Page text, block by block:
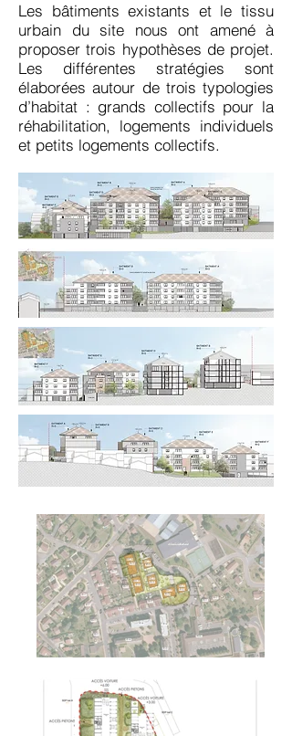
Les bâtiments existants et le tissu
urbain du site nous ont amené à
proposer trois hypothèses de projet.
Les différentes stratégies sont
élaborées autour de trois typologies
d’habitat : grands collectifs pour la
réhabilitation, logements individuels
et petits logements collectifs.